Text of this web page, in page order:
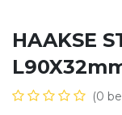
HAAKSE
(0